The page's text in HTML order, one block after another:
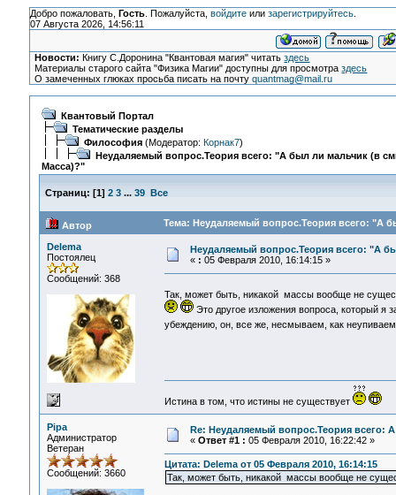
Добро пожаловать, Гость. Пожалуйста, войдитеили зарегистрируйтесь.
07 Августа 2026, 14:56:11
Новости: Книгу С.Доронина "Квантовая магия" читатьздесь
Материалы старого сайта "Физика Магии" доступны для просмотраздесь
О замеченных глюках просьба писать на почтуquantmag@mail.ru
Квантовый Портал
Тематические разделы
Философия(Модератор: Корнак7)
Неудаляемый вопрос.Теория всего: "А был ли мальчик (в
Масса)?"
Страниц: [1] 2 3 ... 39 Все
Автор Тема: Неудаляемый вопрос.Теория всего: "А
Delema
Постоялец
Сообщений: 368
Неудаляемый вопрос.Теория всего: "А
« : 05 Февраля 2010, 16:14:15 »
Так, может быть, никакой массы вообще не
Это другое изложения вопроса, который я
убеждению, он, все же, несмываем, как
Истина в том, что истины не существует
Pipa
Администратор
Ветеран
Сообщений: 3660
Re: Неудаляемый вопрос.Теория всего:
« Ответ #1 : 05 Февраля 2010, 16:22:42 »
Цитата: Delema от 05 Февраля 2010, 16:14:15
Так, может быть, никакой массы вообще не